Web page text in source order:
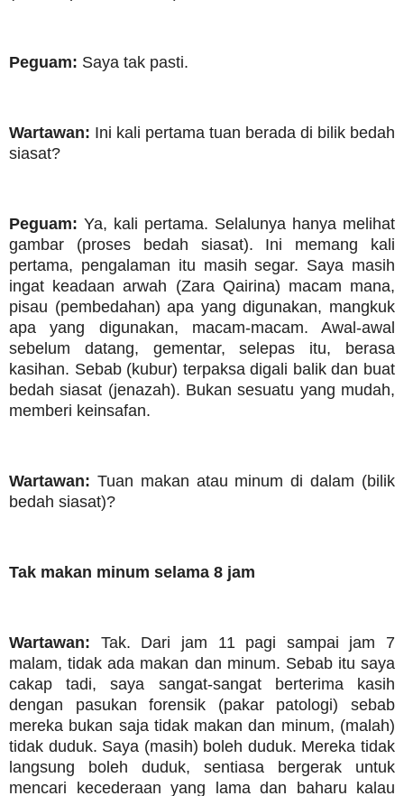
Peguam: Saya tak pasti.
Wartawan: Ini kali pertama tuan berada di bilik bedah
siasat?
Peguam: Ya, kali pertama. Selalunya hanya melihat
gambar (proses bedah siasat). Ini memang kali
pertama, pengalaman itu masih segar. Saya masih
ingat keadaan arwah (Zara Qairina) macam mana,
pisau (pembedahan) apa yang digunakan, mangkuk
apa yang digunakan, macam-macam. Awal-awal
sebelum datang, gementar, selepas itu, berasa
kasihan. Sebab (kubur) terpaksa digali balik dan buat
bedah siasat (jenazah). Bukan sesuatu yang mudah,
memberi keinsafan.
Wartawan: Tuan makan atau minum di dalam (bilik
bedah siasat)?
Tak makan minum selama 8 jam
Wartawan: Tak. Dari jam 11 pagi sampai jam 7
malam, tidak ada makan dan minum. Sebab itu saya
cakap tadi, saya sangat-sangat berterima kasih
dengan pasukan forensik (pakar patologi) sebab
mereka bukan saja tidak makan dan minum, (malah)
tidak duduk. Saya (masih) boleh duduk. Mereka tidak
langsung boleh duduk, sentiasa bergerak untuk
mencari kecederaan yang lama dan baharu kalau